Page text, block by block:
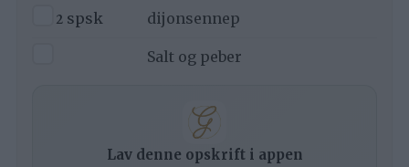
▢
2 spsk
dijonsennep
Salt og peber
Lav denne opskrift i appen